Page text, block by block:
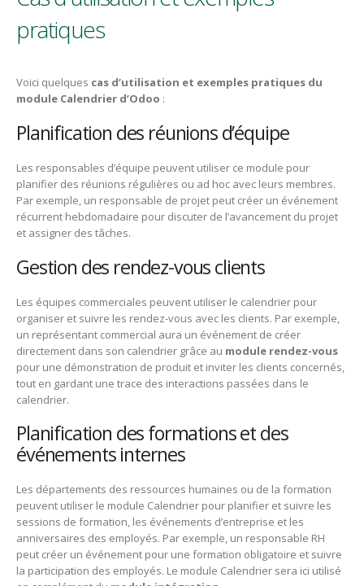
pratiques
Voici quelques cas d’utilisation et exemples pratiques du
module Calendrier d’Odoo :
Planification des réunions d’équipe
Les responsables d’équipe peuvent utiliser ce module pour
planifier des réunions régulières ou ad hoc avec leurs membres.
Par exemple, un responsable de projet peut créer un événement
récurrent hebdomadaire pour discuter de l’avancement du projet
et assigner des tâches.
Gestion des rendez-vous clients
Les équipes commerciales peuvent utiliser le calendrier pour
organiser et suivre les rendez-vous avec les clients. Par exemple,
un représentant commercial aura un événement de créer
directement dans son calendrier grâce au module rendez-vous
pour une démonstration de produit et inviter les clients concernés,
tout en gardant une trace des interactions passées dans le
calendrier.
Planification des formations et des
événements internes
Les départements des ressources humaines ou de la formation
peuvent utiliser le module Calendrier pour planifier et suivre les
sessions de formation, les événements d’entreprise et les
anniversaires des employés. Par exemple, un responsable RH
peut créer un événement pour une formation obligatoire et suivre
la participation des employés. Le module Calendrier sera ici utilisé